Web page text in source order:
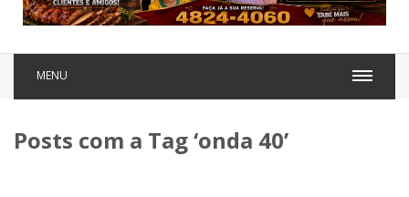
MENU
Posts com a Tag ‘onda 40’